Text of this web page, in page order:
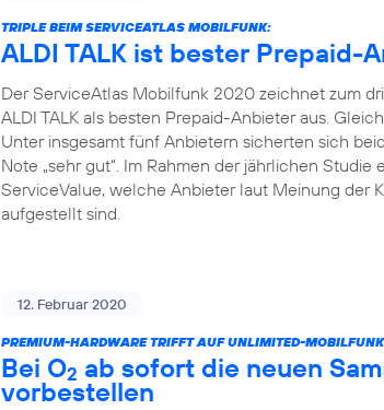
TRIPLE BEIM SERVICEATLAS MOBILFUNK:
ALDI TALK ist bester Prepaid-
Der ServiceAtlas Mobilfunk 2020 zeichnet zum
ALDI TALK als besten Prepaid-Anbieter aus.
Unter insgesamt fünf Anbietern sicherten sich
Note „sehr gut“. Im Rahmen der jährlichen
ServiceValue, welche Anbieter laut Meinung der
aufgestellt sind.
12. Februar 2020
PREMIUM-HARDWARE TRIFFT AUF UNLIMITED-
Bei O2 ab sofort die neuen
vorbestellen